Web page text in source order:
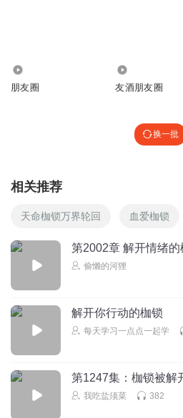
朋友圈 友酒朋友圈
换一批
相关推荐
天命枷锁万界轮回 血爱枷锁
第2002章 解开情绪的
偷懒的河狸
解开你行动的枷锁
每天学习一点点一起学
第1247集：枷锁被解
我吃盐须菜 382